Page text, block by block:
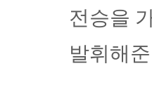
전승을
발휘해